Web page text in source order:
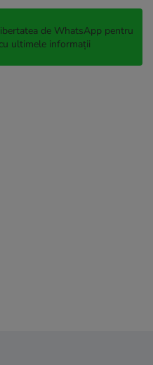
de WhatsApp pentru
ultimele informații